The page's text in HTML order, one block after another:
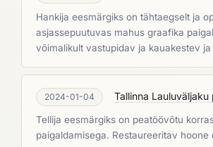
Hankija eesmärgiks on tähtaegselt ja
asjassepuutuvas mahus graafika
võimalikult vastupidav ja kauakestev
2024-01-04 Tallinna
Tellija eesmärgiks on peatöövõtu
paigaldamisega. Restaureeritav